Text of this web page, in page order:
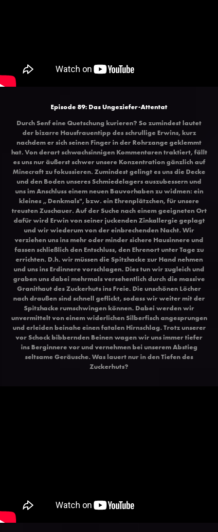
Episode 89: Das Ungeziefer-Attentat
Durch Senf eine Quetschung kurieren? So zumindest lautet
der bizarre Hausfrauentipp des schrullige Erwins, kurz
nachdem er sich seinen Finger in der Rohrzange geklemmt
hat. Von derart schwachsinnigen Kommentaren traktiert, fällt
es uns nur äußerst schwer unsere Konzentration gänzlich auf
Minecraft zu fokussieren. Zumindest gelingt es uns die Decke
und den Boden unseres Schmiedelagers auszubessern und
uns im Anschluss einem neuen Bauvorhaben zu widmen: ein
kleines „Denkmals", bzw. ein Ehrenplätzchen, für unsere
treusten Zuschauer. Auf der Suche nach einem geeigneten Ort
dafür wird Erwin von seiner juckenden Zinkallergie geplagt
und wir wiederum von der einbrechenden Nacht. Wir
verziehen uns ins mehr oder minder sichere Hausinnere und
fassen schließlich den Entschluss, den Ehrenort unter Tage zu
errichten. D.h. wir müssen die Spitzhacke zur Hand nehmen
und uns ins Erdinnere vorschlagen. Dies tun wir zugleich und
graben uns dabei mehrmals versehentlich durch die massive
Granithaut des Zuckerhuts ins Freie. Die unschönen Löcher
nach draußen sind schnell geflickt, sodass wir weiter mit der
Spitzhacke rumschwingen können. Dabei werden wir
unvermittelt von einem widerlichen Silberfisch angesprungen
und erleiden beinahe einen fatalen Hirnschlag. Trotz unserer
vor Schock bibbernden Beinen wagen wir uns immer tiefer
ins Berginnere vor und vernehmen bei unserem Abstieg
seltsame Geräusche. Was lauert nur in den Tiefen des
Zuckerhuts?